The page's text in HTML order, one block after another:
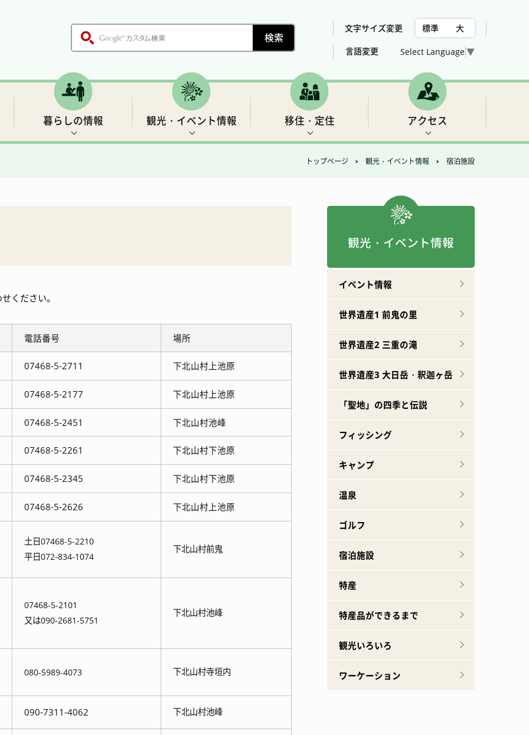
文字サイズ変更 標準 大
言語変更 Select Language▼
村の位置、気候
下北山村議会委員会構成
女性活躍推進法について
暮らしの情報 観光・イベント情報
世界遺産2 三重の滝
特産品ができるまで
ワーケーション
移住・定住
売却、賃貸可能な住宅用地・建物の紹介
アクセス
トップページ 観光・イベント情報 宿泊施設
ください。
電話番号 場所
07468-5-2711 下北山村上池原
07468-5-2177 下北山村上池原
07468-5-2451 下北山村池峰
07468-5-2261 下北山村下池原
07468-5-2345 下北山村下池原
07468-5-2626 下北山村上池原
土日07468-5-2210
平日072-834-1074
下北山村前鬼
07468-5-2101
又は090-2681-5751
下北山村池峰
080-5989-4073 下北山村寺垣内
090-7311-4062 下北山村池峰
観光・イベント情報
イベント情報
世界遺産1 前鬼の里
世界遺産2 三重の滝
世界遺産3 大日岳・釈迦ヶ岳
「聖地」の四季と伝説
フィッシング
キャンプ
温泉
ゴルフ
宿泊施設
特産
特産品ができるまで
観光いろいろ
ワーケーション